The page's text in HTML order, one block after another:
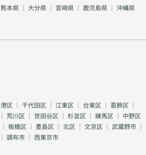
熊本県 ｜ 大分県 ｜ 宮崎県 ｜ 鹿児島県 ｜ 沖縄県
港区 ｜ 千代田区 ｜ 江東区 ｜ 台東区 ｜ 葛飾区 ｜
｜ 荒川区 ｜ 世田谷区 ｜ 杉並区 ｜ 練馬区 ｜ 中野区
｜ 板橋区 ｜ 豊島区 ｜ 北区 ｜ 文京区 ｜ 武蔵野市 ｜
｜ 調布市 ｜ 西東京市